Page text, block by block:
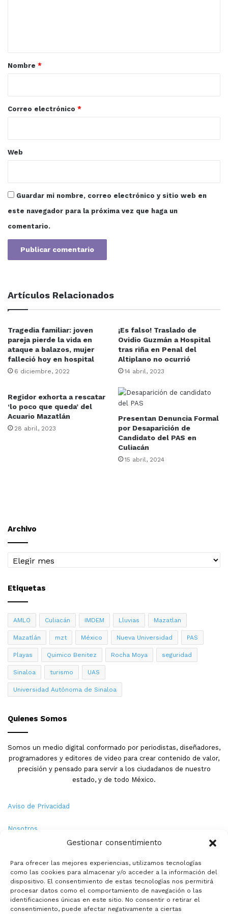
Gestionar consentimiento
Para ofrecer las mejores experiencias, utilizamos tecnologías
como las cookies para almacenar y/o acceder a la información del
dispositivo. El consentimiento de estas tecnologías nos permitirá
procesar datos como el comportamiento de navegación o las
identificaciones únicas en este sitio. No consentir o retirar el
consentimiento, puede afectar negativamente a ciertas
r
*
Nombre *
Correo electrónico *
Web
Guardar mi nombre, correo electrónico y sitio web en
este navegador para la próxima vez que haga un
comentario.
Artículos Relacionados
Tragedia familiar: joven
pareja pierde la vida en
ataque a balazos, mujer
falleció hoy en hospital
6 diciembre, 2022
¡Es falso! Traslado de
Ovidio Guzmán a Hospital
tras riña en Penal del
Altiplano no ocurrió
14 abril, 2023
Regidor exhorta a rescatar
‘lo poco que queda’ del
Acuario Mazatlán
28 abril, 2023
Presentan Denuncia Formal
por Desaparición de
Candidato del PAS en
Culiacán
15 abril, 2024
Archivo
Archivo
Etiquetas
AMLO Culiacán IMDEM Lluvias Mazatlan
Mazatlán mzt México Nueva Universidad PAS
Playas Quimico Benitez Rocha Moya seguridad
Sinaloa turismo UAS
Universidad Autónoma de Sinaloa
Quienes Somos
Somos un medio digital conformado por periodistas, diseñadores,
programadores y editores de video para crear contenido de valor,
precisión y pensado para servir a los ciudadanos de nuestro
estado, y de todo México.
Aviso de Privacidad
Nosotros
Política de Cookies
Contacto